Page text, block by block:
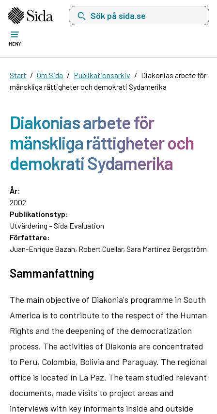
Sök på sida.se, sökförslag kommer att visas
MENY
Start Om Sida Publikationsarkiv
Diakonias arbete för
mänskliga rättigheter och demokrati Sydamerika
Diakonias arbete för
mänskliga rättigheter och
demokrati Sydamerika
År:
2002
Publikationstyp:
Utvärdering – Sida Evaluation
Författare:
Juan-Enrique Bazan, Robert Cuellar, Sara Martinez Bergström
Sammanfattning
The main objective of Diakonia's programme in South
America is to contribute to the respect of the Human
Rights and the deepening of the democratization
process. The activities of Diakonia are concentrated
to Peru, Colombia, Bolivia and Paraguay. The regional
office is located in La Paz. The team studied relevant
documents, made visits to project areas and
interviews with key informants inside and outside